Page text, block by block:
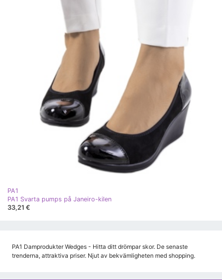
PA1
PA1 Svarta pumps på Janeiro-kilen
33,21 €
PA1 Damprodukter Wedges - Hitta ditt drömpar skor. De senaste
trenderna, attraktiva priser. Njut av bekvämligheten med shopping.